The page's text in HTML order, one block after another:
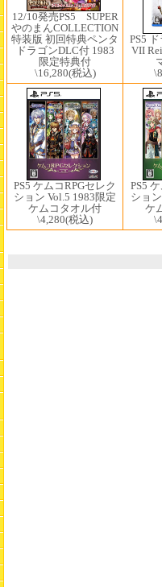
12/10発売PS5 ​SUPER
やのまんCOLLECTION
特装版 初回特典ペンタ
ドラゴンDLC付 1983
限定特典付
\16,280(税込)
PS5
VII
PS5 ケムコRPGセレク
ション Vol.5 1983限定
ケムコタオル付
\4,280(税込)
PS5
ショ
ケ